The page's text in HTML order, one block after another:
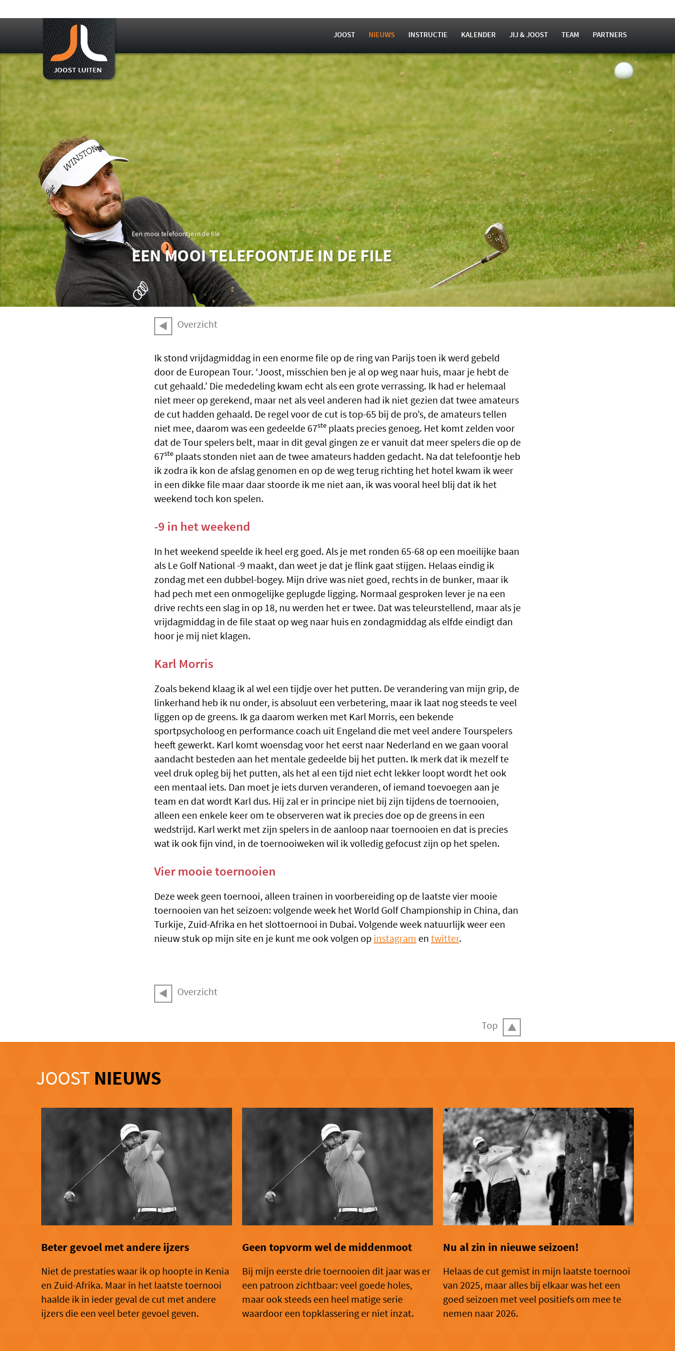
JOOST NIEUWS INSTRUCTIE KALENDER JIJ & JOOST TEAM PARTNERS
Een mooi telefoontje in de file
EEN MOOI TELEFOONTJE IN DE FILE
Overzicht
Ik stond vrijdagmiddag in een enorme file op de ring van Parijs toen ik werd gebeld
door de European Tour. ‘Joost, misschien ben je al op weg naar huis, maar je hebt de
cut gehaald.’ Die mededeling kwam echt als een grote verrassing. Ik had er helemaal
niet meer op gerekend, maar net als veel anderen had ik niet gezien dat twee amateurs
de cut hadden gehaald. De regel voor de cut is top-65 bij de pro’s, de amateurs tellen
niet mee, daarom was een gedeelde 67ste plaats precies genoeg. Het komt zelden voor
dat de Tour spelers belt, maar in dit geval gingen ze er vanuit dat meer spelers die op de
67ste plaats stonden niet aan de twee amateurs hadden gedacht. Na dat telefoontje heb
ik zodra ik kon de afslag genomen en op de weg terug richting het hotel kwam ik weer
in een dikke file maar daar stoorde ik me niet aan, ik was vooral heel blij dat ik het
weekend toch kon spelen.
-9 in het weekend
In het weekend speelde ik heel erg goed. Als je met ronden 65-68 op een moeilijke baan
als Le Golf National -9 maakt, dan weet je dat je flink gaat stijgen. Helaas eindig ik
zondag met een dubbel-bogey. Mijn drive was niet goed, rechts in de bunker, maar ik
had pech met een onmogelijke geplugde ligging. Normaal gesproken lever je na een
drive rechts een slag in op 18, nu werden het er twee. Dat was teleurstellend, maar als je
vrijdagmiddag in de file staat op weg naar huis en zondagmiddag als elfde eindigt dan
hoor je mij niet klagen.
Karl Morris
Zoals bekend klaag ik al wel een tijdje over het putten. De verandering van mijn grip, de
linkerhand heb ik nu onder, is absoluut een verbetering, maar ik laat nog steeds te veel
liggen op de greens. Ik ga daarom werken met Karl Morris, een bekende
sportpsycholoog en performance coach uit Engeland die met veel andere Tourspelers
heeft gewerkt. Karl komt woensdag voor het eerst naar Nederland en we gaan vooral
aandacht besteden aan het mentale gedeelde bij het putten. Ik merk dat ik mezelf te
veel druk opleg bij het putten, als het al een tijd niet echt lekker loopt wordt het ook
een mentaal iets. Dan moet je iets durven veranderen, of iemand toevoegen aan je
team en dat wordt Karl dus. Hij zal er in principe niet bij zijn tijdens de toernooien,
alleen een enkele keer om te observeren wat ik precies doe op de greens in een
wedstrijd. Karl werkt met zijn spelers in de aanloop naar toernooien en dat is precies
wat ik ook fijn vind, in de toernooiweken wil ik volledig gefocust zijn op het spelen.
Vier mooie toernooien
Deze week geen toernooi, alleen trainen in voorbereiding op de laatste vier mooie
toernooien van het seizoen: volgende week het World Golf Championship in China, dan
Turkije, Zuid-Afrika en het slottoernooi in Dubai. Volgende week natuurlijk weer een
nieuw stuk op mijn site en je kunt me ook volgen op instagram en twitter.
Overzicht
Top
JOOST NIEUWS
Beter gevoel met andere ijzers
Niet de prestaties waar ik op hoopte in Kenia
en Zuid-Afrika. Maar in het laatste toernooi
haalde ik in ieder geval de cut met andere
ijzers die een veel beter gevoel geven.
Geen topvorm wel de middenmoot
Bij mijn eerste drie toernooien dit jaar was er
een patroon zichtbaar: veel goede holes,
maar ook steeds een heel matige serie
waardoor een topklassering er niet inzat.
Nu al zin in nieuwe seizoen!
Helaas de cut gemist in mijn laatste toernooi
van 2025, maar alles bij elkaar was het een
goed seizoen met veel positiefs om mee te
nemen naar 2026.